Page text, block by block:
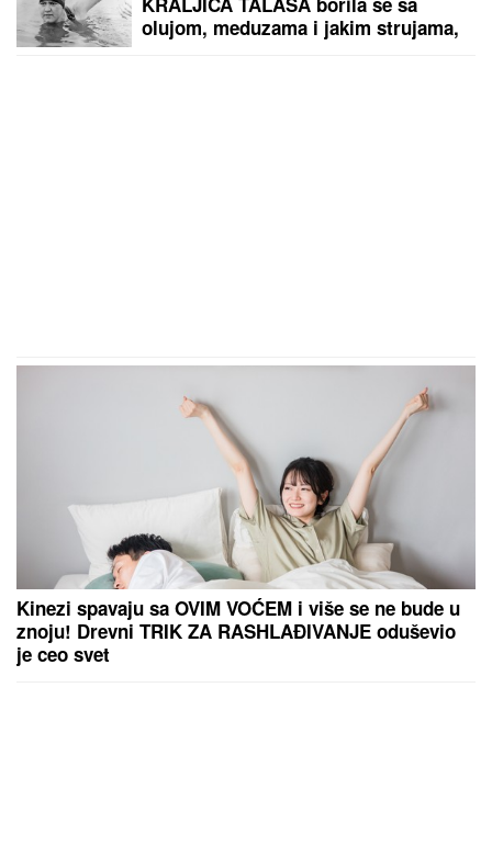
olujom, meduzama i jakim strujama,
Kinezi spavaju sa OVIM VOĆEM i više se ne bude u
znoju! Drevni TRIK ZA RASHLAĐIVANJE oduševio
je ceo svet